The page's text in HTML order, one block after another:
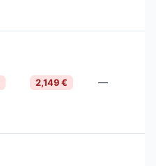
2,149 € —